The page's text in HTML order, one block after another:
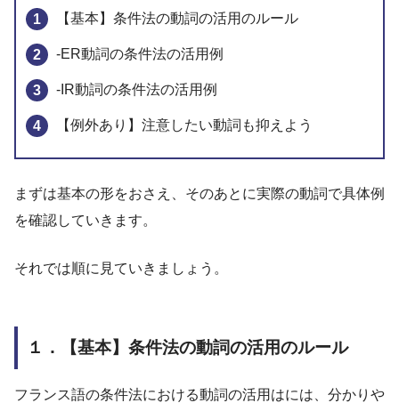
【基本】条件法の動詞の活用のルール
-ER動詞の条件法の活用例
-IR動詞の条件法の活用例
【例外あり】注意したい動詞も抑えよう
まずは基本の形をおさえ、そのあとに実際の動詞で具体例
を確認していきます。
それでは順に見ていきましょう。
１．【基本】条件法の動詞の活用のルール
フランス語の条件法における動詞の活用はには、分かりや